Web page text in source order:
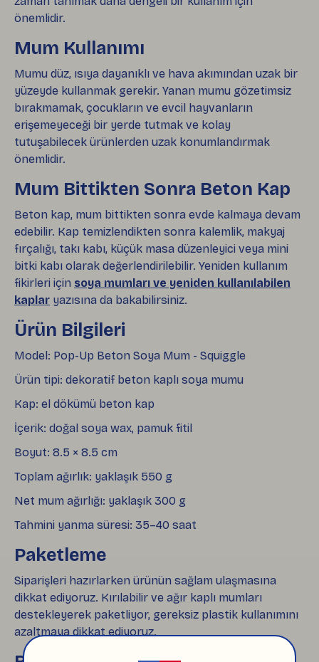
önemlidir.
Mum Kullanımı
Mumu düz, ısıya dayanıklı ve hava akımından uzak bir
yüzeyde kullanmak gerekir. Yanan mumu gözetimsiz
bırakmamak, çocukların ve evcil hayvanların
erişemeyeceği bir yerde tutmak ve kolay
tutuşabilecek ürünlerden uzak konumlandırmak
önemlidir.
Mum Bittikten Sonra Beton Kap
Beton kap, mum bittikten sonra evde kalmaya devam
edebilir. Kap temizlendikten sonra kalemlik, makyaj
fırçalığı, takı kabı, küçük masa düzenleyici veya mini
bitki kabı olarak değerlendirilebilir. Yeniden kullanım
fikirleri için soya mumları ve yeniden kullanılabilen
kaplar yazısına da bakabilirsiniz.
Ürün Bilgileri
Model: Pop-Up Beton Soya Mum - Squiggle
Ürün tipi: dekoratif beton kaplı soya mumu
Kap: el dökümü beton kap
İçerik: doğal soya wax, pamuk fitil
Boyut: 8.5 × 8.5 cm
Toplam ağırlık: yaklaşık 550 g
Net mum ağırlığı: yaklaşık 300 g
Tahmini yanma süresi: 35–40 saat
Paketleme
Siparişleri hazırlarken ürünün sağlam ulaşmasına
dikkat ediyoruz. Kırılabilir ve ağır kaplı mumları
destekleyerek paketliyor, gereksiz plastik kullanımını
azaltmaya dikkat ediyoruz.